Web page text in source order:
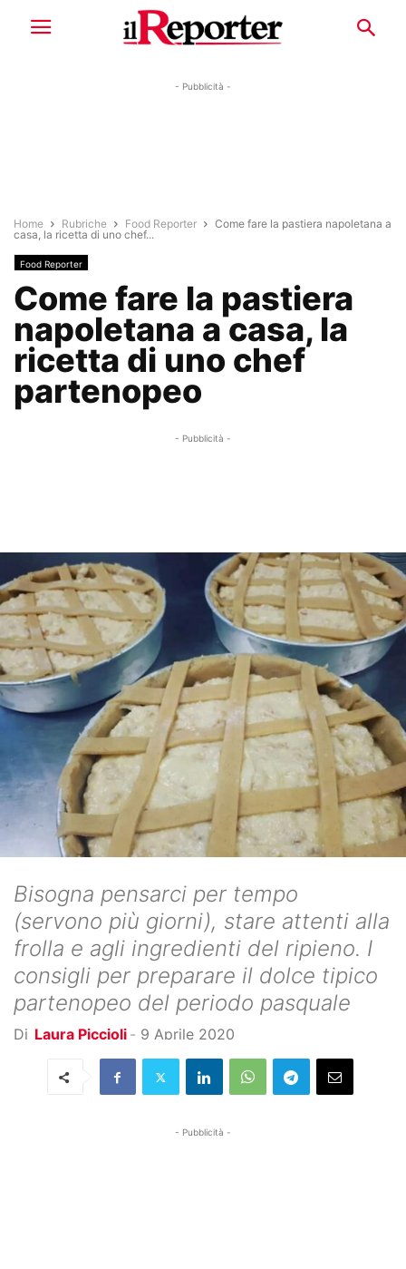
- Pubblicità -
Home Rubriche Food Reporter
Come fare la pastiera napoletana a
casa, la ricetta di uno chef...
Food Reporter
Come fare la pastiera
napoletana a casa, la
ricetta di uno chef
partenopeo
- Pubblicità -
Bisogna pensarci per tempo
(servono più giorni), stare attenti alla
frolla e agli ingredienti del ripieno. I
consigli per preparare il dolce tipico
partenopeo del periodo pasquale
Di Laura Piccioli - 9 Aprile 2020
- Pubblicità -